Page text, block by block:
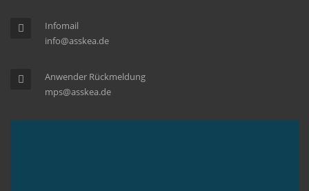
Infomail
info@asskea.de
Anwender Rückmeldung
mps@asskea.de